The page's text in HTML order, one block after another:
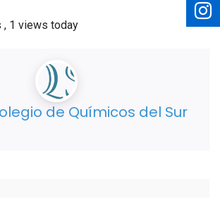
, 1 views today
de Químicos del Sur